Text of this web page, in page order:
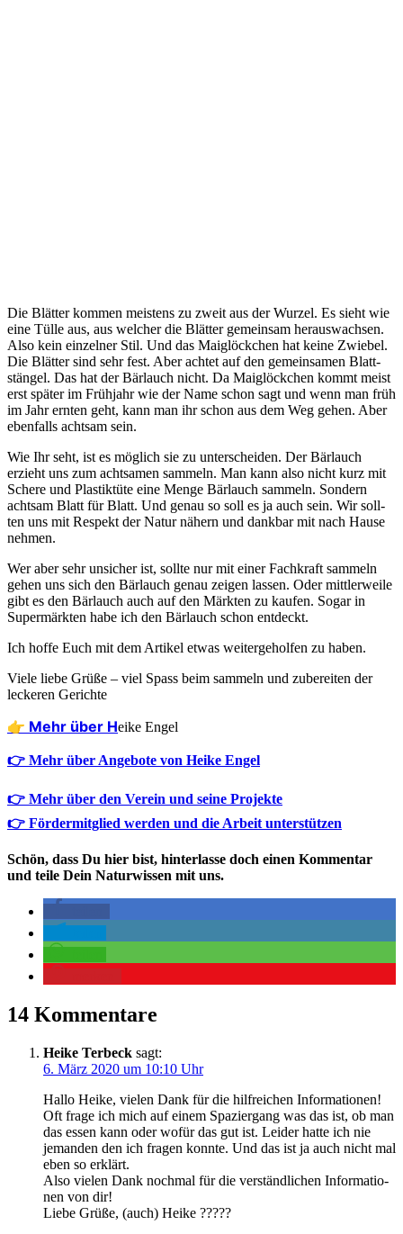
Die Blät­ter kom­men meis­tens zu zweit aus der Wur­zel. Es sieht wie
eine Tül­le aus, aus wel­cher die Blät­ter gemein­sam her­aus­wach­sen.
Also kein ein­zel­ner Stil. Und das Mai­glöck­chen hat kei­ne Zwie­bel.
Die Blät­ter sind sehr fest. Aber ach­tet auf den gemein­sa­men Blatt­
stän­gel. Das hat der Bär­lauch nicht. Da Mai­glöck­chen kommt meist
erst spä­ter im Früh­jahr wie der Name schon sagt und wenn man früh
im Jahr ern­ten geht, kann man ihr schon aus dem Weg gehen. Aber
eben­falls acht­sam sein.
Wie Ihr seht, ist es mög­lich sie zu unter­schei­den. Der Bär­lauch
erzieht uns zum acht­sa­men sam­meln. Man kann also nicht kurz mit
Sche­re und Plas­tik­tü­te eine Men­ge Bär­lauch sam­meln. Son­dern
acht­sam Blatt für Blatt. Und genau so soll es ja auch sein. Wir soll­
ten uns mit Respekt der Natur nähern und dank­bar mit nach Hau­se
nehmen.
Wer aber sehr unsi­cher ist, soll­te nur mit einer Fach­kraft sam­meln
gehen uns sich den Bär­lauch genau zei­gen las­sen. Oder mitt­ler­wei­le
gibt es den Bär­lauch auch auf den Märk­ten zu kau­fen. Sogar in
Super­märk­ten habe ich den Bär­lauch schon entdeckt.
Ich hof­fe Euch mit dem Arti­kel etwas wei­ter­ge­hol­fen zu haben.
Vie­le lie­be Grü­ße – viel Spass beim sam­meln und zube­rei­ten der
lecke­ren Gerichte
👉 Mehr über Heike Engel
👉 Mehr über Angebote von Heike Engel
👉 Mehr über den Verein und seine Projekte
👉 Fördermitglied werden und die Arbeit unterstützen
Schön, dass Du hier bist, hinterlasse doch einen Kommentar
und teile Dein Naturwissen mit uns.
14 Kommentare
Heike Terbeck sagt:
6. März 2020 um 10:10 Uhr
Hal­lo Hei­ke, vie­len Dank für die hilf­rei­chen Infor­ma­tio­nen!
Oft fra­ge ich mich auf einem Spa­zier­gang was das ist, ob man
das essen kann oder wofür das gut ist. Lei­der hat­te ich nie
jeman­den den ich fra­gen konn­te. Und das ist ja auch nicht mal
eben so erklärt.
Also vie­len Dank noch­mal für die ver­ständ­li­chen Infor­ma­tio­
nen von dir!
Lie­be Grü­ße, (auch) Heike ?????